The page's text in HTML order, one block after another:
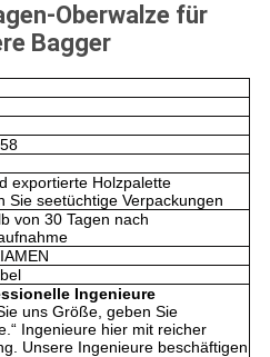
Oberwalze für
Bagger
exportierte Holzpalette
Sie seetüchtige Verpackungen
von 30 Tagen nach
Ingenieure
uns Größe, geben Sie
Ingenieure hier mit reicher
Unsere Ingenieure beschäftigen